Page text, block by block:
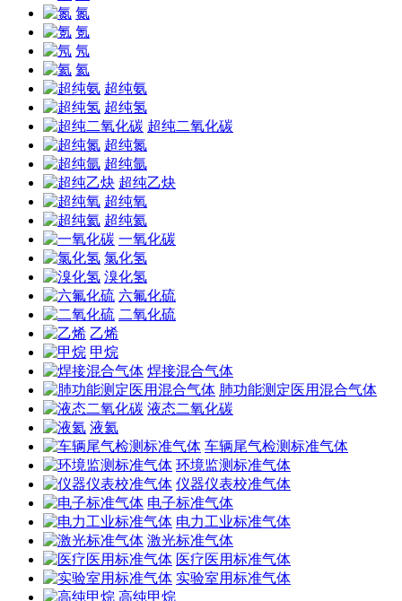
氮
氪
氖
氦
超纯氨
超纯氢
超纯二氧化碳
超纯氮
超纯氩
超纯乙炔
超纯氧
超纯氦
一氧化碳
氯化氢
溴化氢
六氟化硫
二氧化硫
乙烯
甲烷
焊接混合气体
肺功能测定医用混合气体
液态二氧化碳
液氦
车辆尾气检测标准气体
环境监测标准气体
仪器仪表校准气体
电子标准气体
电力工业标准气体
激光标准气体
医疗医用标准气体
实验室用标准气体
高纯甲烷